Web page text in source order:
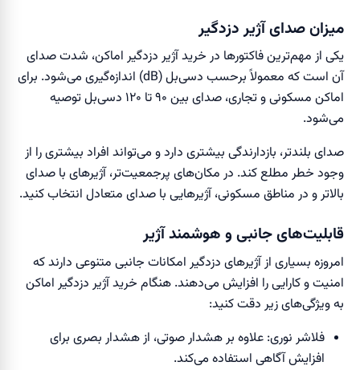
میزان صدای آژیر دزدگیر
یکی از مهم‌ترین فاکتورها در خرید آژیر دزدگیر اماکن، شدت صدای
آن است که معمولاً برحسب دسی‌بل (dB) اندازه‌گیری می‌شود. برای
اماکن مسکونی و تجاری، صدای بین ۹۰ تا ۱۲۰ دسی‌بل توصیه
می‌شود.
صدای بلندتر، بازدارندگی بیشتری دارد و می‌تواند افراد بیشتری را از
وجود خطر مطلع کند. در مکان‌های پرجمعیت‌تر، آژیرهای با صدای
بالاتر و در مناطق مسکونی، آژیرهایی با صدای متعادل انتخاب کنید.
قابلیت‌های جانبی و هوشمند آژیر
امروزه بسیاری از آژیرهای دزدگیر امکانات جانبی متنوعی دارند که
امنیت و کارایی را افزایش می‌دهند. هنگام خرید آژیر دزدگیر اماکن
به ویژگی‌های زیر دقت کنید:
فلاشر نوری: علاوه بر هشدار صوتی، از هشدار بصری برای
افزایش آگاهی استفاده می‌کند.